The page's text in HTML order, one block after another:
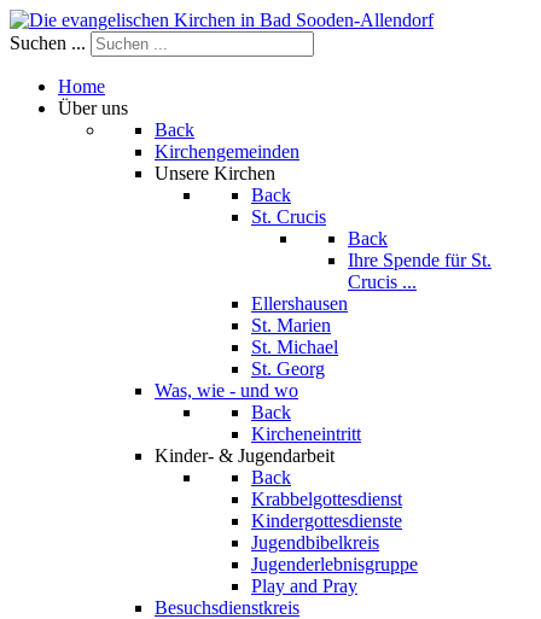
Suchen ...
Home
Über uns
Back
Kirchengemeinden
Unsere Kirchen
Back
St. Crucis
Back
Ihre Spende für St.
Crucis ...
Ellershausen
St. Marien
St. Michael
St. Georg
Was, wie - und wo
Back
Kircheneintritt
Kinder- & Jugendarbeit
Back
Krabbelgottesdienst
Kindergottesdienste
Jugendbibelkreis
Jugenderlebnisgruppe
Play and Pray
Besuchsdienstkreis